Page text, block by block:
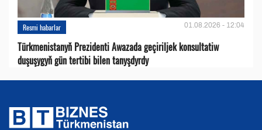
Resmi habarlar 01.08.2026 - 12:04
Türkmenistanyň Prezidenti Awazada geçiriljek konsultatiw
duşuşygyň gün tertibi bilen tanyşdyrdy